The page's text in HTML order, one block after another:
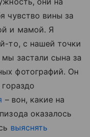
чувство вины за
и мамой. Я
то, с нашей точки
мы застали сына за
фотографий. Он
– вон, какие на
оказалось
выяснять